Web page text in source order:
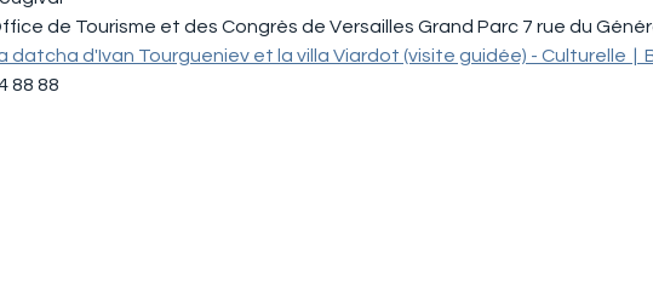
de Tourisme et des Congrès de Versailles Grand Parc 7 rue du
datcha d'Ivan Tourgueniev et la villa Viardot (visite guidée) - Culturelle  |
88 88